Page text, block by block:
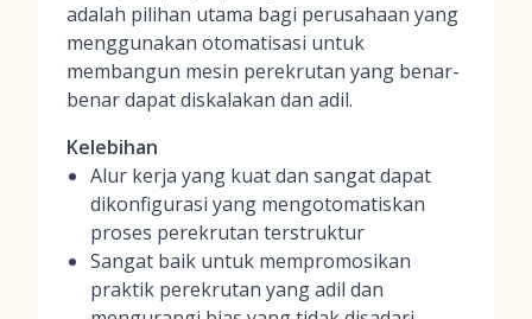
adalah pilihan utama bagi perusahaan yang
menggunakan otomatisasi untuk
membangun mesin perekrutan yang benar-
benar dapat diskalakan dan adil.
Kelebihan
Alur kerja yang kuat dan sangat dapat
dikonfigurasi yang mengotomatiskan
proses perekrutan terstruktur
Sangat baik untuk mempromosikan
praktik perekrutan yang adil dan